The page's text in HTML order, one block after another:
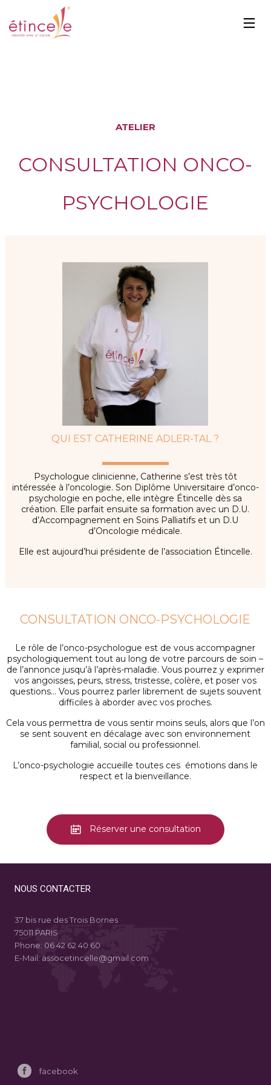
ATELIER
CONSULTATION ONCO-
PSYCHOLOGIE
QUI EST CATHERINE ADLER-TAL ?
Psychologue clinicienne, Catherine s’est très tôt
intéressée à l’oncologie. Son Diplôme Universitaire d’onco-
psychologie en poche, elle intègre Étincelle dès sa
création. Elle parfait ensuite sa formation avec un D.U.
d’Accompagnement en Soins Palliatifs et un D.U
d’Oncologie médicale.
Elle est aujourd’hui présidente de l’association Étincelle.
CONSULTATION ONCO-PSYCHOLOGIE
Le rôle de l’onco-psychologue est de vous accompagner
psychologiquement tout au long de votre parcours de soin –
de l’annonce jusqu’à l’après-maladie. Vous pourrez y exprimer
vos angoisses, peurs, stress, tristesse, colère, et poser vos
questions… Vous pourrez parler librement de sujets souvent
difficiles à aborder avec vos proches.
Cela vous permettra de vous sentir moins seuls, alors que l’on
se sent souvent en décalage avec son environnement
familial, social ou professionnel.
L’onco-psychologie accueille toutes ces émotions dans le
respect et la bienveillance.
Réserver une consultation
NOUS CONTACTER
37 bis rue des Trois Bornes
75011 PARIS
Phone: 06 42 62 40 60
E-Mail: assocetincelle@gmail.com
facebook